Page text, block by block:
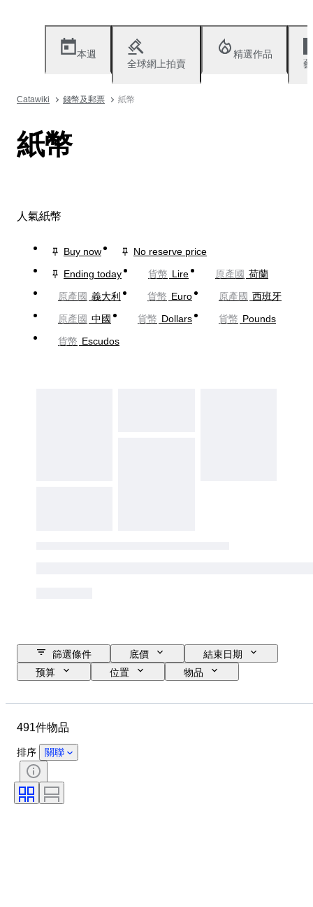
本週
全球網上拍賣
精選作品
Catawiki 錢幣及郵票 紙幣
紙幣
人氣紙幣
Buy now
No reserve price
Ending today
貨幣 Lire 原產國 荷蘭
原產國 義大利 貨幣 Euro 原產國 西班牙
原產國 中國 貨幣 Dollars 貨幣 Pounds
貨幣 Escudos
篩選條件 底價
結束日期
预算
位置
物品
491件物品
排序 關聯